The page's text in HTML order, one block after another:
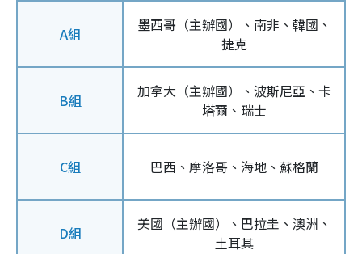
A組
墨西哥（主辦國）、南非、韓國、
捷克
B組
加拿大（主辦國）、波斯尼亞、卡
塔爾、瑞士
C組 巴西、摩洛哥、海地、蘇格蘭
D組
美國（主辦國）、巴拉圭、澳洲、
土耳其